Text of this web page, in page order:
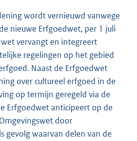
wordt vernieuwd vanwege
nieuwe Erfgoedwet, per 1 juli
vervangt en integreert
regelingen op het gebied
Naast de Erfgoedwet
over cultureel erfgoed in de
op termijn geregeld via de
Erfgoedwet anticipeert op de
door
gevolg waarvan delen van de